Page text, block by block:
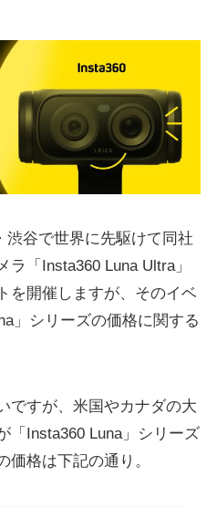
渋谷で世界に先駆けて同社
「Insta360 Luna Ultra」
を開催しますが、そのイベ
」シリーズの価格に関する
ですが、米国やカナダの大
「Insta360 Luna」シリーズ
価格は下記の通り。